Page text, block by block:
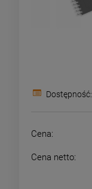
Dostępność:
Cena:
Cena netto: